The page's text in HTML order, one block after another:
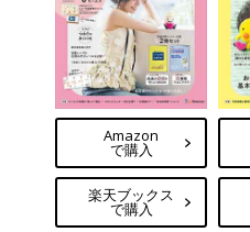
Amazon
で購入
楽天ブックス
で購入